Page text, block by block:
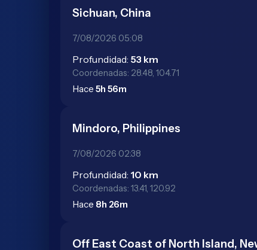
Sichuan, China
7/08/2026 05:08
Profundidad: 53 km
Coordenadas: 28.48, 104.71
Hace5h 56m
Mindoro, Philippines
7/08/2026 02:38
Profundidad: 10 km
Coordenadas: 13.41, 120.92
Hace 8h 26m
Off East Coast of North Island,